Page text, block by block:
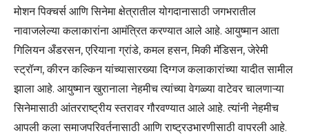
मोशन पिक्चर्स आणि सिनेमा क्षेत्रातील योगदानासाठी जगभरातील
नावाजलेल्या कलाकारांना आमंत्रित करण्यात आले आहे. आयुष्मान आता
गिलियन अँडरसन, एरियाना ग्रांडे, कमल हसन, मिकी मॅडिसन, जेरेमी
स्ट्रॉन्ग, कीरन कल्किन यांच्यासारख्या दिग्गज कलाकारांच्या यादीत सामील
झाला आहे. आयुष्मान खुरानाला नेहमीच त्यांच्या वेगळ्या वाटेवर चालणाऱ्या
सिनेमासाठी आंतरराष्ट्रीय स्तरावर गौरवण्यात आले आहे. त्यांनी नेहमीच
आपली कला समाजपरिवर्तनासाठी आणि राष्ट्रउभारणीसाठी वापरली आहे.